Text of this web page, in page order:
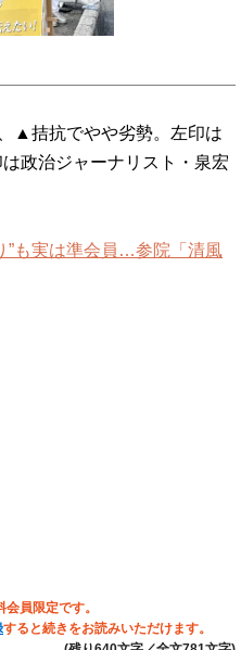
▲拮抗でやや劣勢。左印は
政治ジャーナリスト・泉宏
”も実は準会員…参院「清風
員限定です。
すると続きをお読みいただけます。